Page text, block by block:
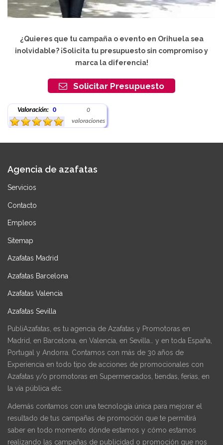
¿Quieres que tu campaña o evento en Orihuela sea
inolvidable? ¡Solicita tu presupuesto sin compromiso y
marca la diferencia!
Solicitar Presupuesto
Valoración: 0
0
valoraciones
Agencia de azafatas
Servicios
Contacto
Empleos
Sitemap
Azafatas Madrid
Azafatas Barcelona
Azafatas Valencia
Azafatas Sevilla
PubliAzafatas, es tu agencia de Azafatas y Promotoras en
Madrid, en Barcelona, en Valencia, en Sevilla… y en toda España,
Portugal y Andorra. Contamos con más de 30 años de
Experiencia en todo tipo de acciones de promocionales con
Azafatas y/o promotoras en Supermercados, tiendas, ferias, en
la vía pública etc.
Además contamos con una tecnología única para mejorar el
resultado de tus campañas de promoción que te permitirá
saber en todo momento dónde estamos y cómo estamos
realizando las campañas de publicidad o promoción que nos